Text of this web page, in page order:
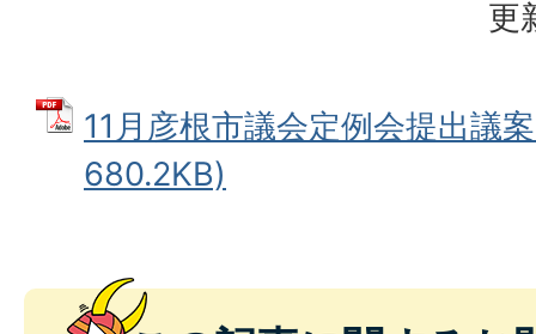
更
11月彦根市議会定例会提出議
680.2KB)